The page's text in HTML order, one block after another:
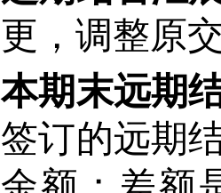
更，调整原
本期末远期
签订的远期